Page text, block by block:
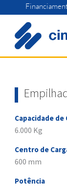
to
content
Capacidade de
6.000 Kg
Centro de
600 mm
Potência